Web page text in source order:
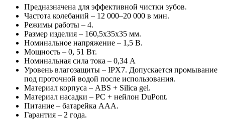
Предназначена для эффективной чистки зубов.
Частота колебаний – 12 000–20 000 в мин.
Режимы работы – 4.
Размер изделия – 160,5х35х35 мм.
Номинальное напряжение – 1,5 В.
Мощность – 0, 51 Вт.
Номинальная сила тока – 0,34 А
Уровень влагозащиты – IPX7. Допускается промывание
под проточной водой после использования.
Материал корпуса – ABS + Silica gel.
Материал насадки – PC + нейлон DuРont.
Питание – батарейка ААА.
Гарантия – 2 года.